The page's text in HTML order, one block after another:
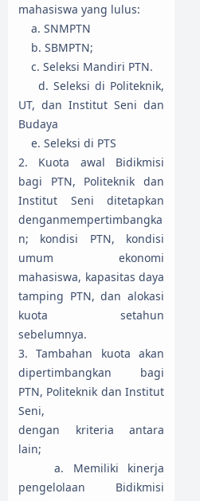
mahasiswa yang lulus:
a. SNMPTN
b. SBMPTN;
c. Seleksi Mandiri PTN.
d. Seleksi di Politeknik,
UT, dan Institut Seni dan
Budaya
e. Seleksi di PTS
2. Kuota awal Bidikmisi
bagi PTN, Politeknik dan
Institut Seni ditetapkan
denganmempertimbangka
n; kondisi PTN, kondisi
umum ekonomi
mahasiswa, kapasitas daya
tamping PTN, dan alokasi
kuota setahun
sebelumnya.
3. Tambahan kuota akan
dipertimbangkan bagi
PTN, Politeknik dan Institut
Seni,
dengan kriteria antara
lain;
a. Memiliki kinerja
pengelolaan Bidikmisi